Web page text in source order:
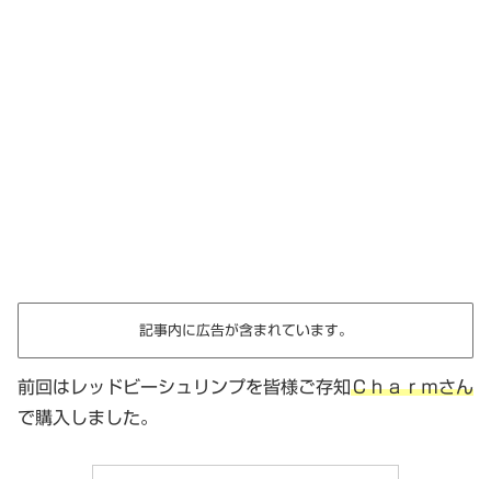
記事内に広告が含まれています。
前回はレッドビーシュリンプを皆様ご存知Ｃｈａｒｍさん
で購入しました。